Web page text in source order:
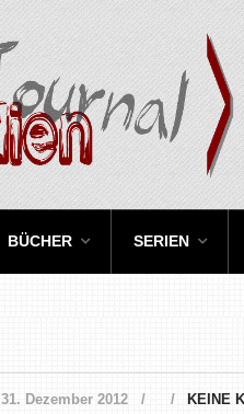
BÜCHER SERIEN
31. Dezember 2012 KEINE